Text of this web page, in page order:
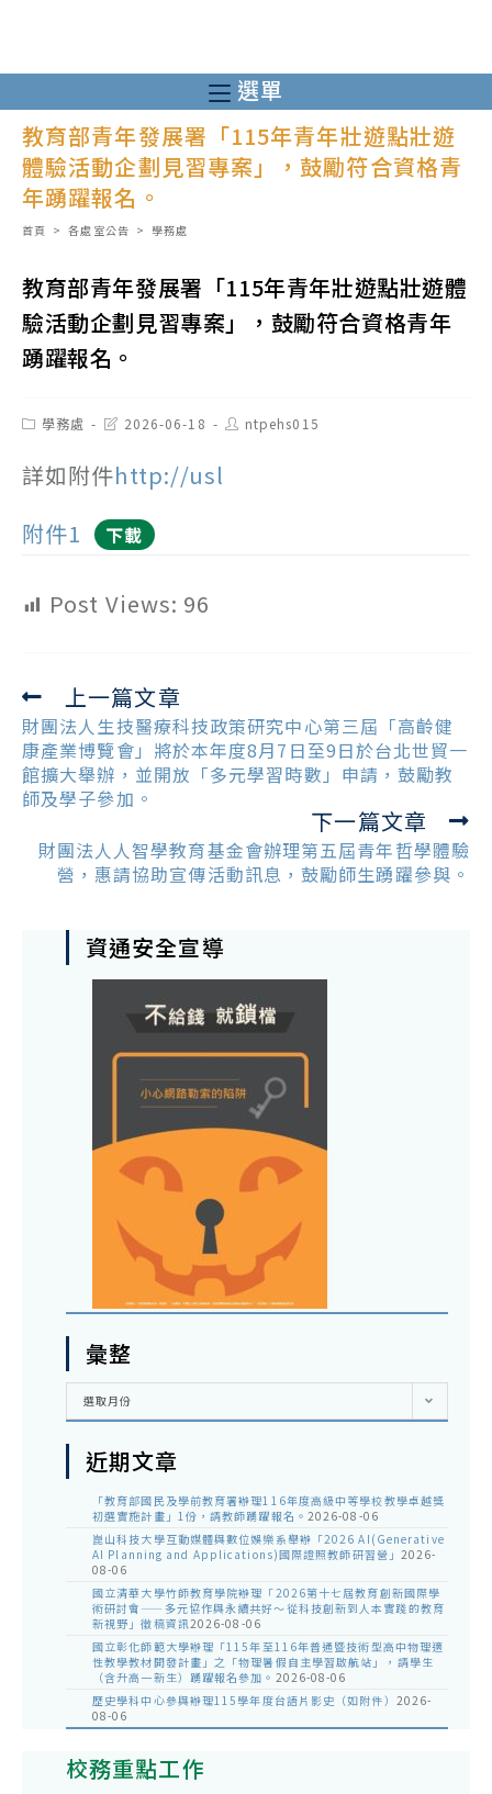
至
主
要
內
容
選單
教育部青年發展署「115年青年壯遊點壯遊
體驗活動企劃見習專案」，鼓勵符合資格青
年踴躍報名。
首頁 > 各處室公告 > 學務處
教育部青年發展署「115年青年壯遊點壯遊體
驗活動企劃見習專案」，鼓勵符合資格青年
踴躍報名。
Post學務處
Post2026-06-18
Post
author:
ntpehs015
詳如附件http://usl
附件1
下載
Post Views: 96
Read
more
articles
上一篇文章
財團法人生技醫療科技政策研究中心第三屆「高齡健
康產業博覽會」將於本年度8月7日至9日於台北世貿一
館擴大舉辦，並開放「多元學習時數」申請，鼓勵教
師及學子參加。
下一篇文章
財團法人人智學教育基金會辦理第五屆青年哲學體驗
營，惠請協助宣傳活動訊息，鼓勵師生踴躍參與。
資通安全宣導
彙整
彙
選取月份
近期文章
「教育部國民及學前教育署辦理116年度高級中等學校教學卓越獎
初選實施計畫」1份，請教師踴躍報名。 2026-08-06
崑山科技大學互動媒體與數位娛樂系舉辦「2026 AI(Generative
AI Planning and Applications)國際證照教師研習營」 2026-
08-06
國立清華大學竹師教育學院辦理「2026第十七屆教育創新國際學
術研討會——多元協作與永續共好～從科技創新到人本實踐的教育
新視野」徵稿資訊2026-08-06
國立彰化師範大學辦理「115年至116年普通暨技術型高中物理適
性教學教材開發計畫」之「物理暑假自主學習啟航站」，請學生
（含升高一新生）踴躍報名參加。 2026-08-06
歷史學科中心參與辦理115學年度台語片影史（如附件） 2026-
08-06
校務重點工作